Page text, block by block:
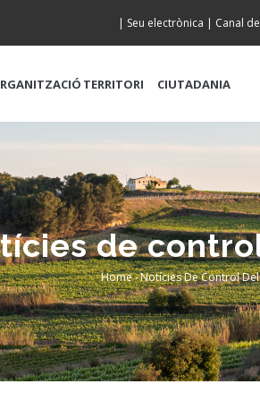
| Seu electrònica | Canal
TERRITORI CIUTADANIA
de
Home-Notícies De Control